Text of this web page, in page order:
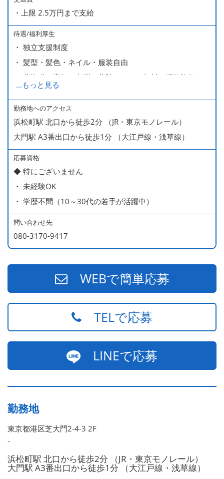
・上限 2.5万円まで支給
待遇/福利厚生
・ 独立支援制度
・ 髪型・髪色・ネイル・服装自由
・ 北海道や高知、九州、北陸などへの無料の研修旅行あり
ます
・ 無料の美味しい まかない食 あり
...もっと見る
勤務地へのアクセス
浜松町駅 北口から徒歩2分 （JR・東京モノレール）
大門駅 A3番出口から徒歩1分 （大江戸線・浅草線）
応募資格
◆ 特にございません
・ 未経験OK
・ 学歴不問（10～30代の若手が活躍中）
問い合わせ先
080-3170-9417
WEBで簡単応募
TELで応募
LINEで応募
勤務地
東京都港区芝大門2-4-3 2F
-
浜松町駅 北口から徒歩2分 （JR・東京モノレール）
大門駅 A3番出口から徒歩1分 （大江戸線・浅草線）